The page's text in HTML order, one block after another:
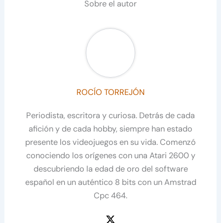
Sobre el autor
ROCÍO TORREJÓN
Periodista, escritora y curiosa. Detrás de cada
afición y de cada hobby, siempre han estado
presente los videojuegos en su vida. Comenzó
conociendo los orígenes con una Atari 2600 y
descubriendo la edad de oro del software
español en un auténtico 8 bits con un Amstrad
Cpc 464.